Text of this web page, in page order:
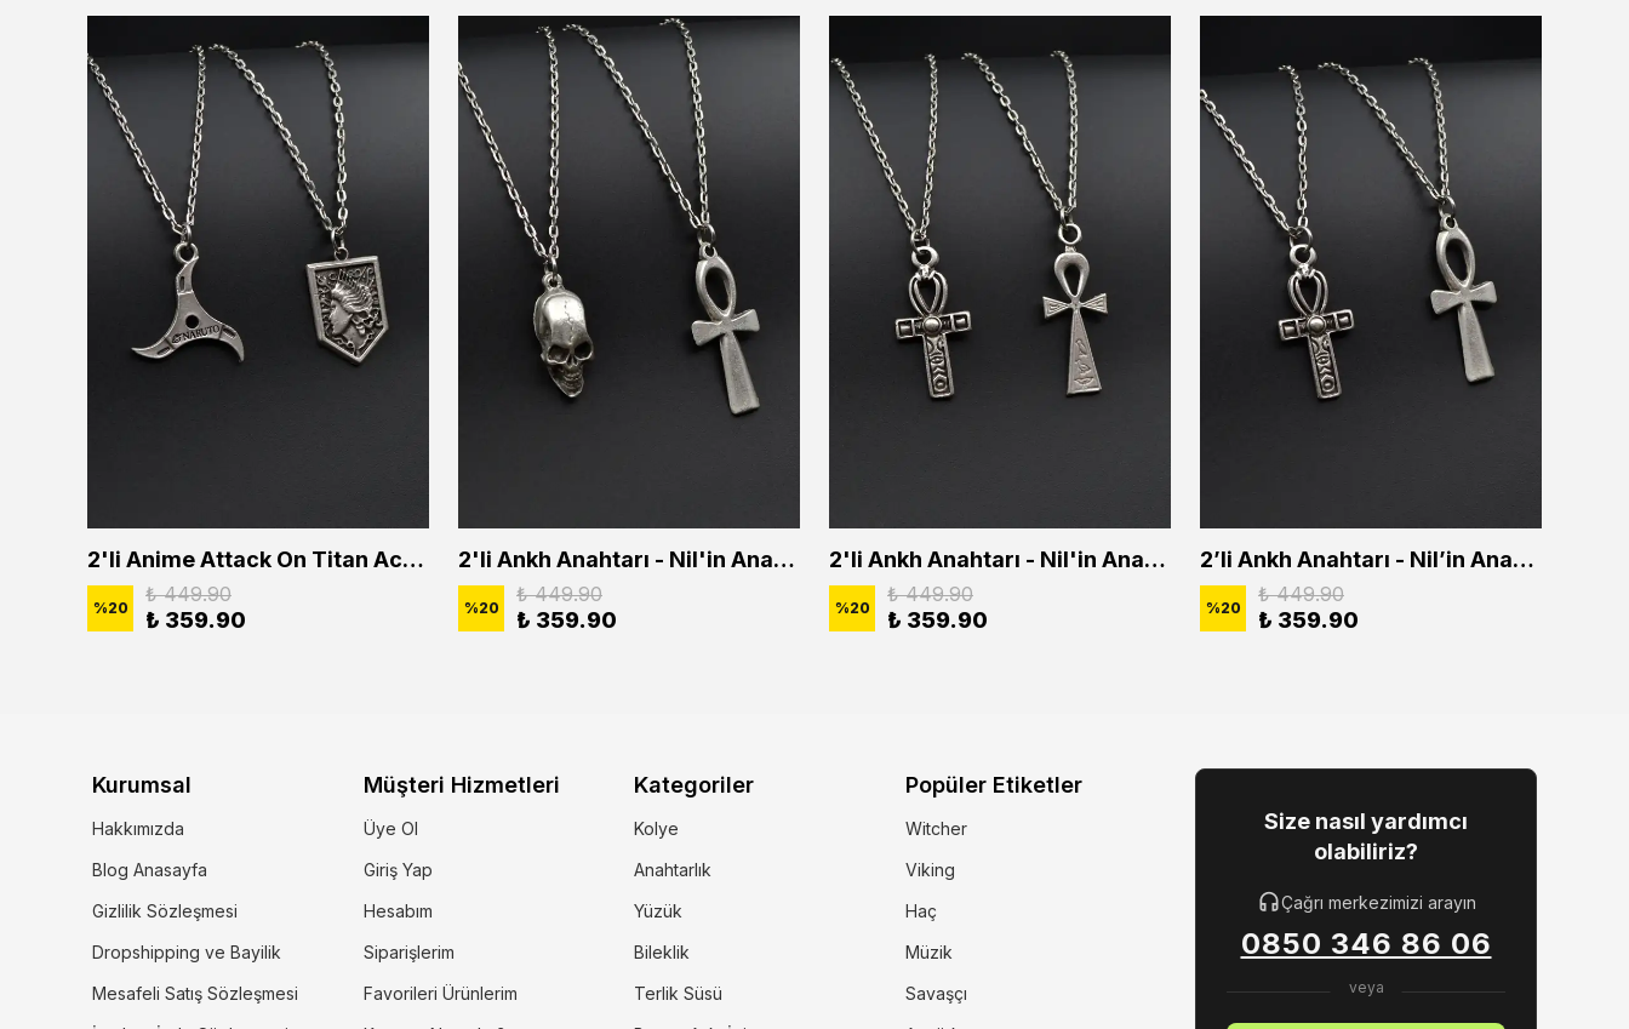
2'li Anime Attack On Titan Acrylic Maria Anime Naruto Erkek Kadın Kolye Seti
%20
₺ 449.90
₺ 359.90
2'li Ankh Anahtarı - Nil'in Anahtarı - Kuru Kafa Erkek Kadın Kolye Seti
%20
₺ 449.90
₺ 359.90
2'li Ankh Anahtarı - Nil'in Anahtarı Erkek Kadın Kolye Seti
%20
₺ 449.90
₺ 359.90
2’li Ankh Anahtarı - Nil’in Anahtarı Erkek Kadın Kolye Seti
%20
₺ 449.90
₺ 359.90
Kurumsal
Hakkımızda
Blog Anasayfa
Gizlilik Sözleşmesi
Dropshipping ve Bayilik
Mesafeli Satış Sözleşmesi
Müşteri Hizmetleri
Üye Ol
Giriş Yap
Hesabım
Siparişlerim
Favorileri Ürünlerim
Kategoriler
Kolye
Anahtarlık
Yüzük
Bileklik
Terlik Süsü
Popüler Etiketler
Witcher
Viking
Haç
Müzik
Savaşçı
Size nasıl yardımcı
olabiliriz?
Çağrı merkezimizi arayın
0850 346 86 06